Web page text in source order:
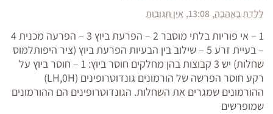
ללדת באהבה 13:08 אין תגובות
1 – אי פוריות בלתי מוסבר 2 – הפרעת ביוץ 3 – הפרעה מכנית 4
– בעיית זרע 5 – שילוב בין הבעיות הפרעת ביוץ (ציר היפותלמוס
שחלות) יש 3 קבוצות בהן מחלקים חוסר ביוץ: 1 – חוסר ביוץ על
רקע חוסר הפרשה של הורמונים גונדוטרופינים (LH,0H)
ההורמונים שמגרים את השחלות. הגונדוטרופינים הם ההורמונים
שמופרשים